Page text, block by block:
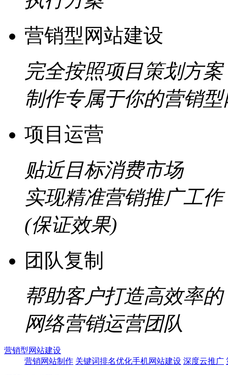
营销型网站建设
完全按照项目策划方案
制作专属于你的营销
项目运营
贴近目标消费市场
实现精准营销推广工作
(保证效果)
团队复制
帮助客户打造高效率的
网络营销运营团队
营销型网站建设
营销网站制作 关键词排名优化手机网站建设 深度云推广